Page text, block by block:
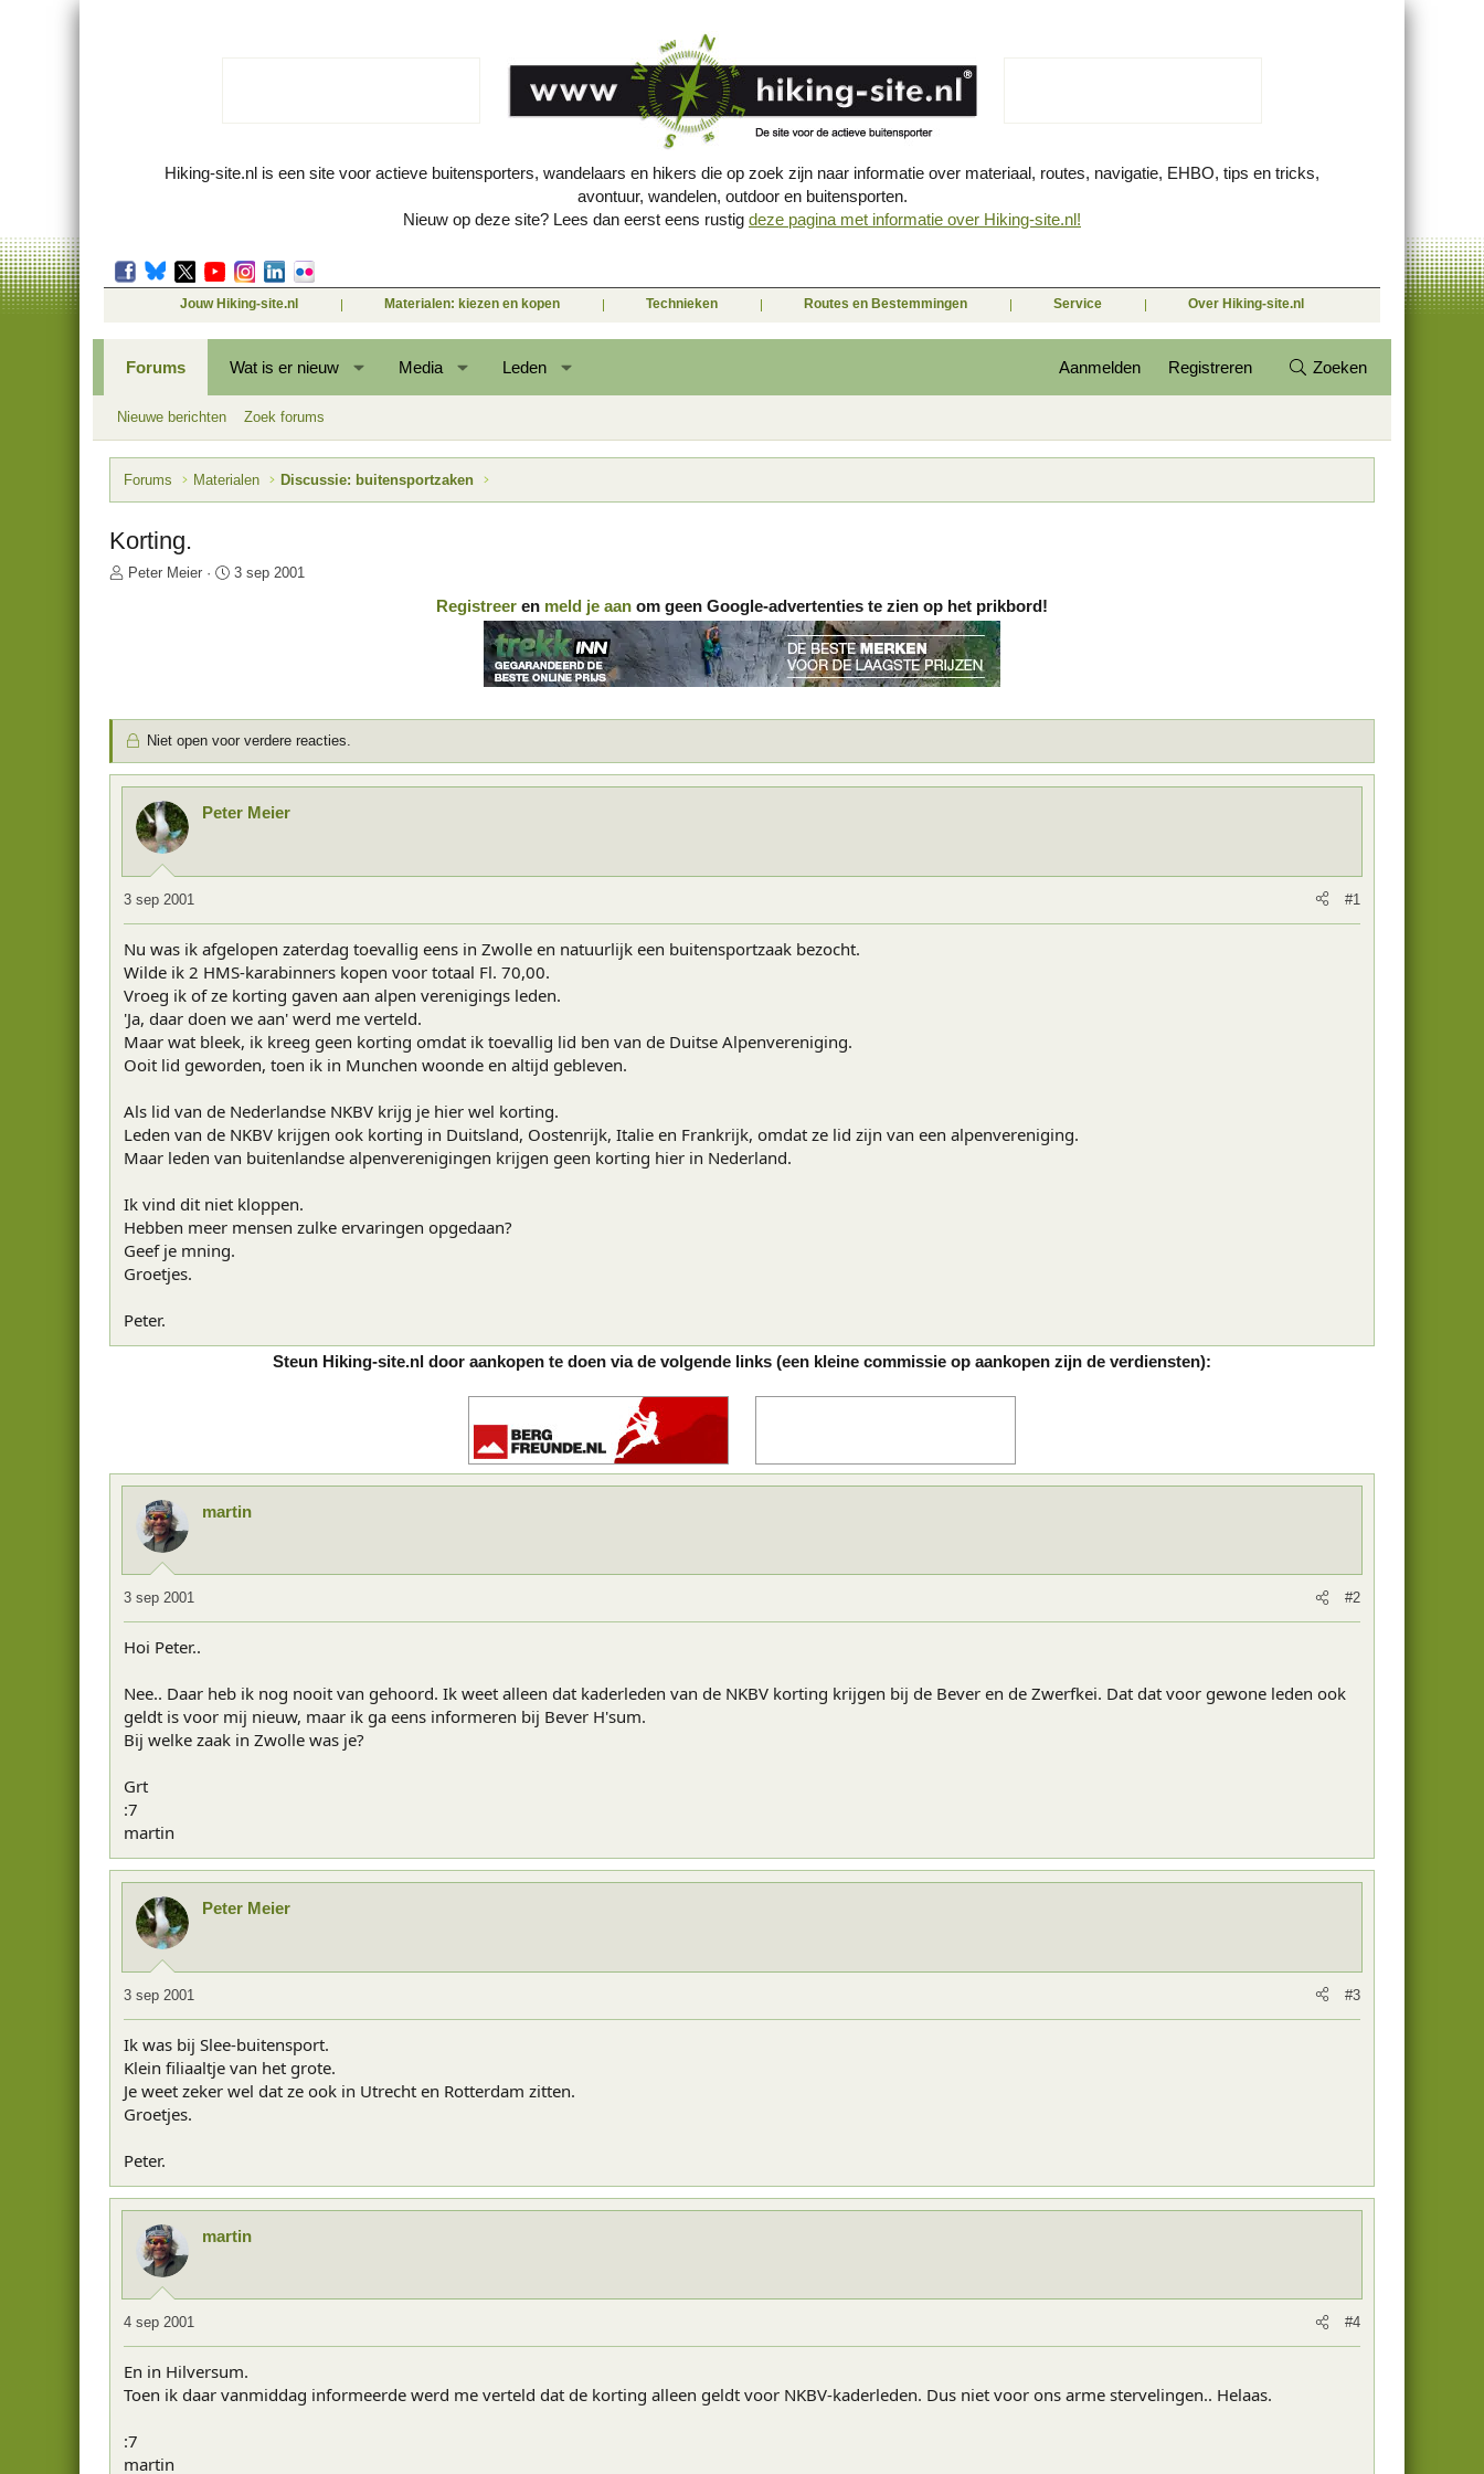
Hiking-site.nl is een site voor actieve buitensporters, wandelaars en hikers die op zoek zijn naar informatie over materiaal, routes, navigatie, EHBO, tips en tricks,
avontuur, wandelen, outdoor en buitensporten.
Nieuw op deze site? Lees dan eerst eens rustig deze pagina met informatie over Hiking-site.nl!
Jouw Hiking-site.nl Materialen: kiezen en kopen Technieken Routes en Bestemmingen Service Over Hiking-site.nl
Forums Wat is er nieuw Media Leden Aanmelden Registreren Zoeken
Nieuwe berichten Zoek forums
Forums Materialen Discussie: buitensportzaken
Korting.
O
p
s
t
a
Peter Meier
S
m
3 sep 2001
Registreer en meld je aan om geen Google-advertenties te zien op het prikbord!
Niet open voor verdere reacties.
Peter Meier
3 sep 2001 #1
Nu was ik afgelopen zaterdag toevallig eens in Zwolle en natuurlijk een buitensportzaak bezocht.
Wilde ik 2 HMS-karabinners kopen voor totaal Fl. 70,00.
Vroeg ik of ze korting gaven aan alpen verenigings leden.
'Ja, daar doen we aan' werd me verteld.
Maar wat bleek, ik kreeg geen korting omdat ik toevallig lid ben van de Duitse Alpenvereniging.
Ooit lid geworden, toen ik in Munchen woonde en altijd gebleven.
Als lid van de Nederlandse NKBV krijg je hier wel korting.
Leden van de NKBV krijgen ook korting in Duitsland, Oostenrijk, Italie en Frankrijk, omdat ze lid zijn van een alpenvereniging.
Maar leden van buitenlandse alpenverenigingen krijgen geen korting hier in Nederland.
Ik vind dit niet kloppen.
Hebben meer mensen zulke ervaringen opgedaan?
Geef je mning.
Groetjes.
Peter.
Steun Hiking-site.nl door aankopen te doen via de volgende links (een kleine commissie op aankopen zijn de verdiensten):
martin
3 sep 2001 #2
Hoi Peter..
Nee.. Daar heb ik nog nooit van gehoord. Ik weet alleen dat kaderleden van de NKBV korting krijgen bij de Bever en de Zwerfkei. Dat dat voor gewone leden ook
geldt is voor mij nieuw, maar ik ga eens informeren bij Bever H'sum.
Bij welke zaak in Zwolle was je?
Grt
:7
martin
Peter Meier
3 sep 2001 #3
Ik was bij Slee-buitensport.
Klein filiaaltje van het grote.
Je weet zeker wel dat ze ook in Utrecht en Rotterdam zitten.
Groetjes.
Peter.
martin
4 sep 2001 #4
En in Hilversum.
Toen ik daar vanmiddag informeerde werd me verteld dat de korting alleen geldt voor NKBV-kaderleden. Dus niet voor ons arme stervelingen.. Helaas.
:7
martin